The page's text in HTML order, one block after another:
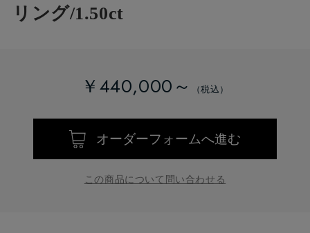
リング/1.50ct
￥440,000～
オーダーフォームへ進む
この商品について問い合わせる